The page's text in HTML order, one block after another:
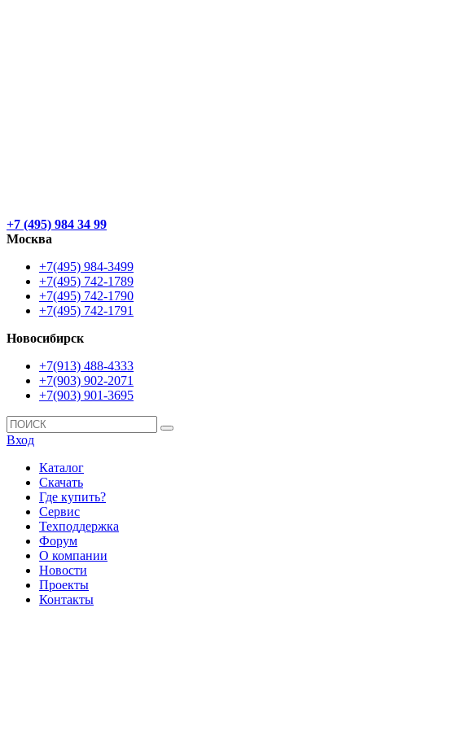
+7 (495) 984 34 99
Москва
+7(495) 984-3499
+7(495) 742-1789
+7(495) 742-1790
+7(495) 742-1791
Новосибирск
+7(913) 488-4333
+7(903) 902-2071
+7(903) 901-3695
Вход
Каталог
Скачать
Где купить?
Сервис
Техподдержка
Форум
О компании
Новости
Проекты
Контакты